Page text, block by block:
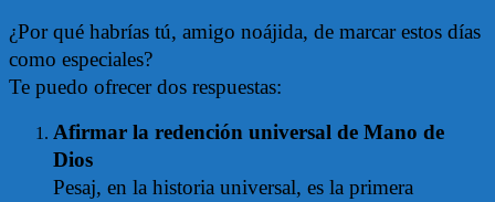
¿Por qué habrías tú, amigo noájida, de marcar estos días
como especiales?
Te puedo ofrecer dos respuestas:
Afirmar la redención universal de Mano de
Dios
Pesaj, en la historia universal, es la primera